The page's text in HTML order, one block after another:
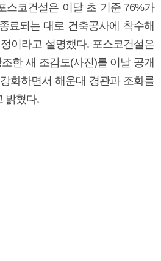
스코건설은 이달 초 기준 76%가
료되는 대로 건축공사에 착수해
이라고 설명했다. 포스코건설은
한 새 조감도(사진)를 이날 공개
화하면서 해운대 경관과 조화를
밝혔다.